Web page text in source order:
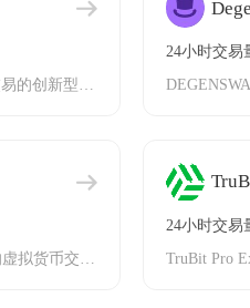
24小时交易
24小时交易